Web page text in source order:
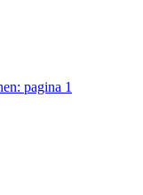
pagina 1